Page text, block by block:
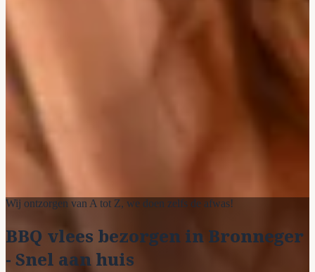
Wij ontzorgen van A tot Z, we doen zelfs de afwas!
BBQ vlees bezorgen in Bronneger
- Snel aan huis